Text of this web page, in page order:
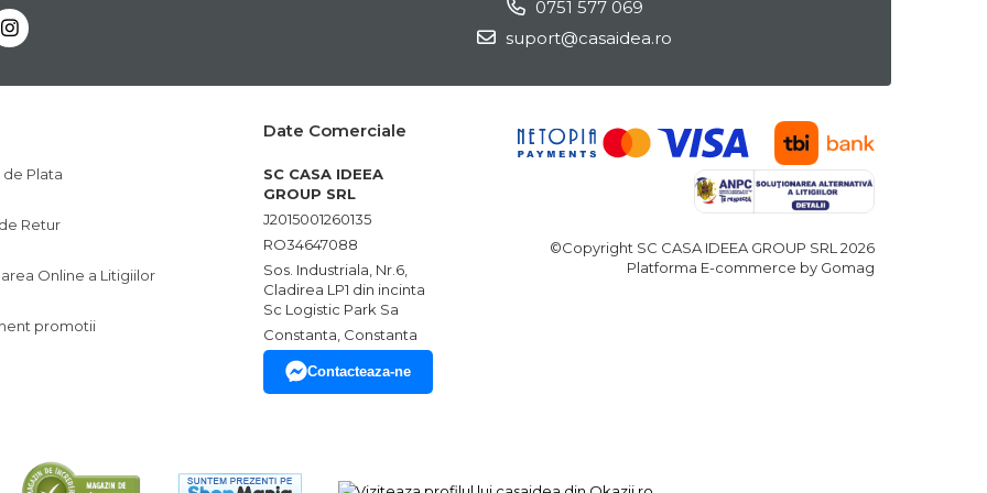
0751 577 069
suport@casaidea.ro
Plata
Retur
Online a Litigiilor
promotii
Date Comerciale
SC CASA IDEEA
GROUP SRL
J2015001260135
RO34647088
Sos. Industriala, Nr.6,
Cladirea LP1 din incinta
Sc Logistic Park Sa
Constanta, Constanta
Contacteaza-ne
©Copyright SC CASA IDEEA GROUP SRL 2026
Platforma E-commerce by Gomag